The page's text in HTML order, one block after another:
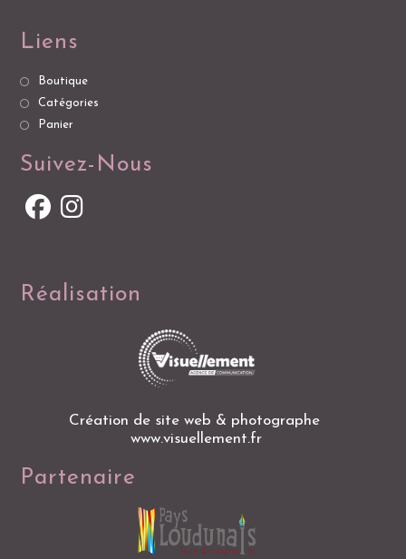
Liens
Boutique
Catégories
Panier
Suivez-Nous
Réalisation
Création de site web & photographe
www.visuellement.fr
Partenaire